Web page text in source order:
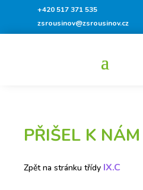
+420 517 371 535
zsrousinov@zsrousinov.cz
PŘIŠEL K NÁM
Zpět na stránku třídy IX.C